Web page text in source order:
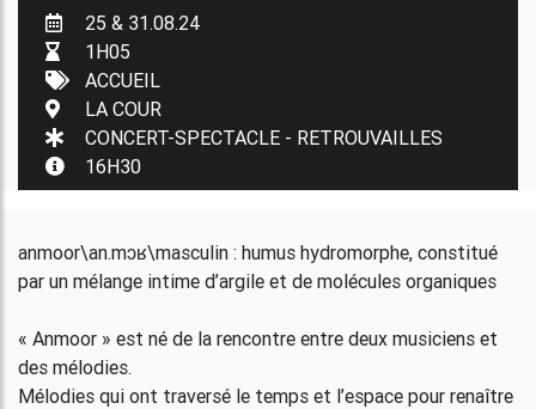
25 & 31.08.24
1H05
ACCUEIL
LA COUR
CONCERT-SPECTACLE - RETROUVAILLES
16H30
anmoor\an.mɔʁ\masculin : humus hydromorphe, constitué
par un mélange intime d’argile et de molécules organiques
« Anmoor » est né de la rencontre entre deux musiciens et
des mélodies.
Mélodies qui ont traversé le temps et l’espace pour renaître